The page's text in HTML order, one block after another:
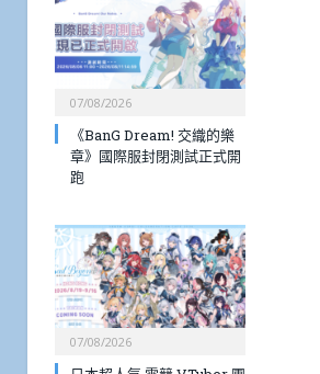
07/08/2026
《BanG Dream! 交織的樂
章》國際服封閉測試正式開
跑
07/08/2026